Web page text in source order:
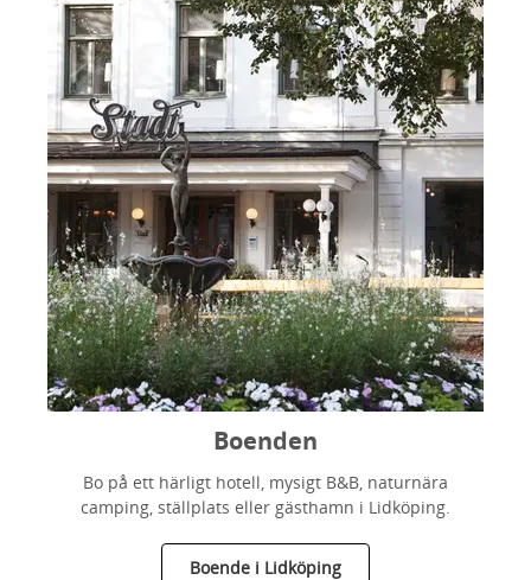
Boenden
Bo på ett härligt hotell, mysigt B&B, naturnära
camping, ställplats eller gästhamn i Lidköping.
Boende i Lidköping